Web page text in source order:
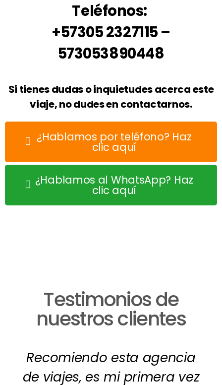
Teléfonos:
+57305 2327115 –
573053890448
Si tienes dudas o inquietudes acerca este
viaje, no dudes en contactarnos.
¿Hablamos por teléfono? Haz
clic aquí
¿Hablamos al WhatsApp? Haz
clic aquí
Testimonios de
nuestros clientes
Recomiendo esta agencia
de viajes, es mi primera vez